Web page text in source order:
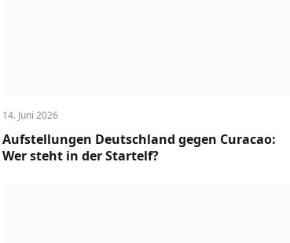
14. Juni 2026
Aufstellungen Deutschland gegen Curacao:
Wer steht in der Startelf?